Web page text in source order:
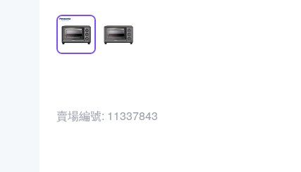
賣場編號: 11337843